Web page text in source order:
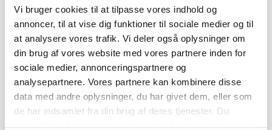
Vi bruger cookies til at tilpasse vores indhold og
annoncer, til at vise dig funktioner til sociale medier og til
at analysere vores trafik. Vi deler også oplysninger om
din brug af vores website med vores partnere inden for
sociale medier, annonceringspartnere og
analysepartnere. Vores partnere kan kombinere disse
data med andre oplysninger, du har givet dem, eller som
de har indsamlet fra din brug af deres tjenester. Du
Data-driven design – It will make
your product better.